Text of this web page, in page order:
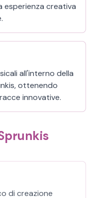
esperienza creativa
all'interno della
ottenendo
innovative.
di creazione